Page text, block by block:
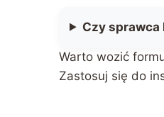
Czy sprawca
Warto wozić
Zastosuj się do